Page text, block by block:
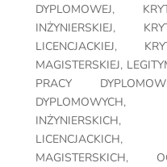
DYPLOMOWEJ,
INŻYNIERSKIEJ,
LICENCJACKIEJ,
MAGISTERSKIEJ,
PRACY
DYPLOMOWYCH,
INŻYNIERSKICH,
LICENCJACKICH,
MAGISTERSKICH,